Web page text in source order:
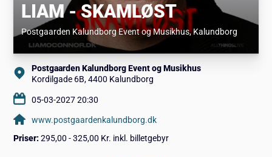
LIAM - SKAMLØST
Postgaarden Kalundborg Event og Musikhus, Kalundborg
Postgaarden Kalundborg Event og Musikhus
Kordilgade 6B, 4400 Kalundborg
05-03-2027 20:30
www.postgaardenkalundborg.dk
Priser: 295,00 - 325,00 Kr. inkl. billetgebyr